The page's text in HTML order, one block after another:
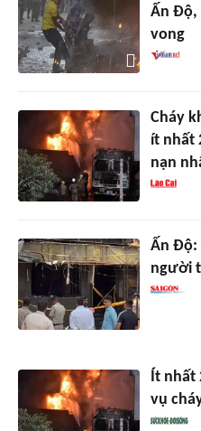
Ấn
vong
Cháy
ít nhất
nạn
Ấn Độ:
người
Ít nhất
vụ